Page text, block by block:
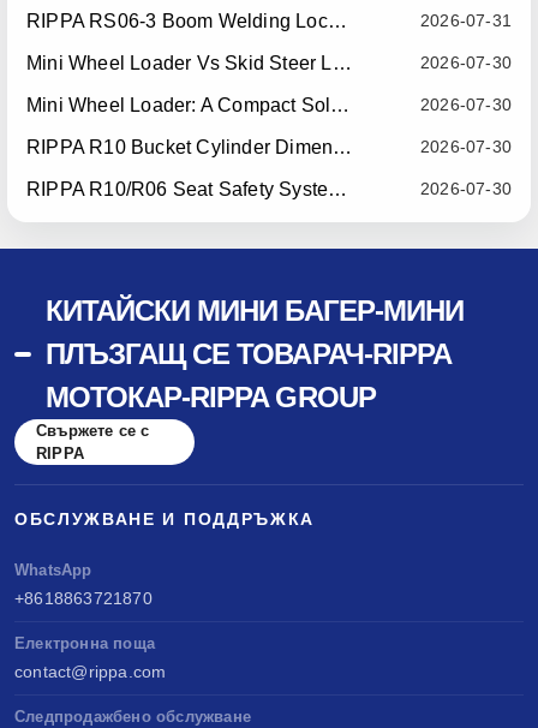
2026-07-31
RIPPA RS06-3 Boom Welding Locating Bar Optimization — Effective July 15, 2026
2026-07-30
Mini Wheel Loader Vs Skid Steer Loader: Which Compact Machine Is Better For Your Business?
2026-07-30
Mini Wheel Loader: A Compact Solution For Efficient Material Handling
2026-07-30
RIPPA R10 Bucket Cylinder Dimension Optimization — Effective July 15, 2026
2026-07-30
RIPPA R10/R06 Seat Safety System Upgrade — Effective July 22, 2026
КИТАЙСКИ МИНИ БАГЕР-МИНИ
ПЛЪЗГАЩ СЕ ТОВАРАЧ-RIPPA
МОТОКАР-RIPPA GROUP
Свържете се с
RIPPA
ОБСЛУЖВАНЕ И ПОДДРЪЖКА
WhatsApp
+8618863721870
Електронна поща
contact@rippa.com
Следпродажбено обслужване